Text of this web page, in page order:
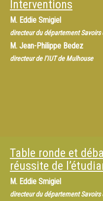
Interventions
M. Eddie Smigiel
directeur du département Savoirs
M. Jean-Philippe Bedez
directeur de l’IUT de Mulhouse
Table ronde et
réussite de
M. Eddie Smigiel
directeur du département Savoirs